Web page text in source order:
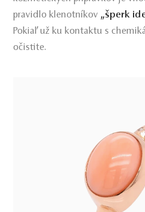
pravidlo klenotníkov „šperk
Pokiaľ už ku kontaktu s
očistite.